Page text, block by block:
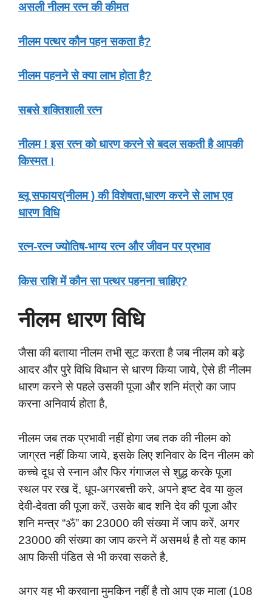
असली नीलम रत्न की कीमत
नीलम पत्थर कौन पहन सकता है?
नीलम पहनने से क्या लाभ होता है?
सबसे शक्तिशाली रत्न
नीलम ! इस रत्न को धारण करने से बदल सकती है आपकी
किस्मत।
ब्लू सफायर(नीलम ) की विशेषता,धारण करने से लाभ एव
धारण विधि
रत्न-रत्न ज्योतिष-भाग्य रत्न और जीवन पर प्रभाव
किस राशि में कौन सा पत्थर पहनना चाहिए?
नीलम धारण विधि
जैसा की बताया नीलम तभी सूट करता है जब नीलम को बड़े
आदर और पुरे विधि विधान से धारण किया जाये, ऐसे ही नीलम
धारण करने से पहले उसकी पूजा और शनि मंत्रो का जाप
करना अनिवार्य होता है,
नीलम जब तक प्रभावी नहीं होगा जब तक की नीलम को
जाग्रत नहीं किया जाये, इसके लिए शनिवार के दिन नीलम को
कच्चे दूध से स्नान और फिर गंगाजल से शुद्ध करके पूजा
स्थल पर रख दें, धूप-अगरबत्ती करे, अपने इष्ट देव या कुल
देवी-देवता की पूजा करें, उसके बाद शनि देव की पूजा और
शनि मन्त्र “ॐ” का 23000 की संख्या में जाप करें, अगर
23000 की संख्या का जाप करने में असमर्थ है तो यह काम
आप किसी पंडित से भी करवा सकते है,
अगर यह भी करवाना मुमकिन नहीं है तो आप एक माला (108